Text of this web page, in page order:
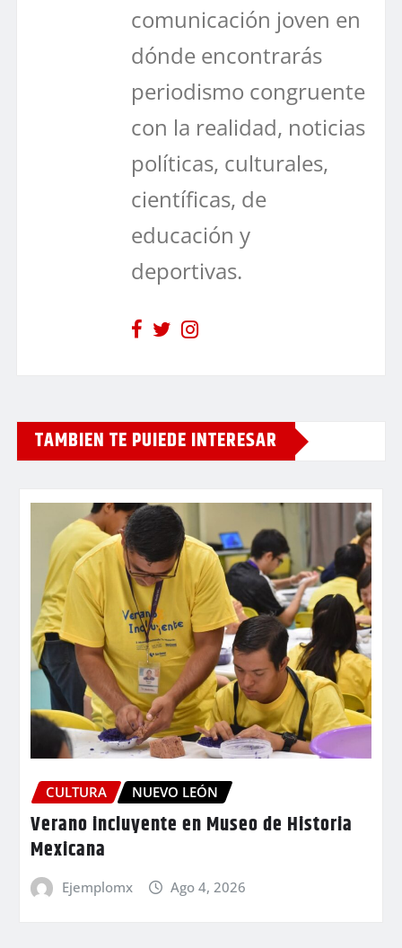
comunicación joven en
dónde encontrarás
periodismo congruente
con la realidad, noticias
políticas, culturales,
científicas, de
educación y
deportivas.
TAMBIEN TE PUIEDE INTERESAR
CULTURA NUEVO LEÓN
Verano incluyente en Museo de Historia
Mexicana
Ejemplomx Ago 4, 2026